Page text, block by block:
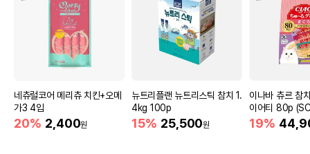
네츄럴코어 메리츄 치킨+오메
가3 4입
20% 2,400원
뉴트리플랜 뉴트리스틱 참치 1.
4kg 100p
15% 25,500원
이나바 츄르 참
이어티 80p
19%